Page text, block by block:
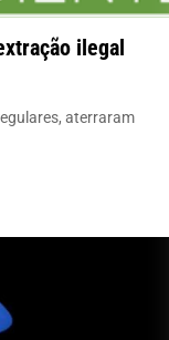
ilegal
aterraram